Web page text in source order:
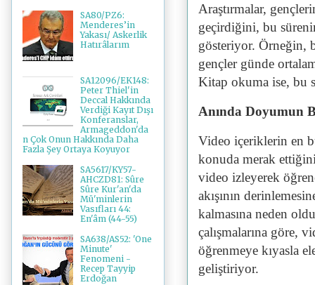
Araştırmalar,
geçirdiğini, bu
gösteriyor. Örneğin,
gençler günde
Kitap okuma ise, bu
Anında Doyumun
Video içeriklerin en
konuda merak
video izleyerek
akışının
kalmasına neden
çalışmalarına göre,
öğrenmeye kıyasla
geliştiriyor.
SA80/PZ6:
Menderes’in
Yakası/ Askerlik
Hatırâlarım
SA12096/EK148:
Peter Thiel'in
Deccal Hakkında
Verdiği Kayıt Dışı
Konferanslar,
Armageddon'da
n Çok Onun Hakkında Daha
Fazla Şey Ortaya Koyuyor
SA5617/KY57-
AHCZD81: Sûre
Sûre Kur'an'da
Mü'minlerin
Vasıfları 44:
En'âm (44-55)
SA638/AS52: 'One
Minute'
Fenomeni -
Recep Tayyip
Erdoğan